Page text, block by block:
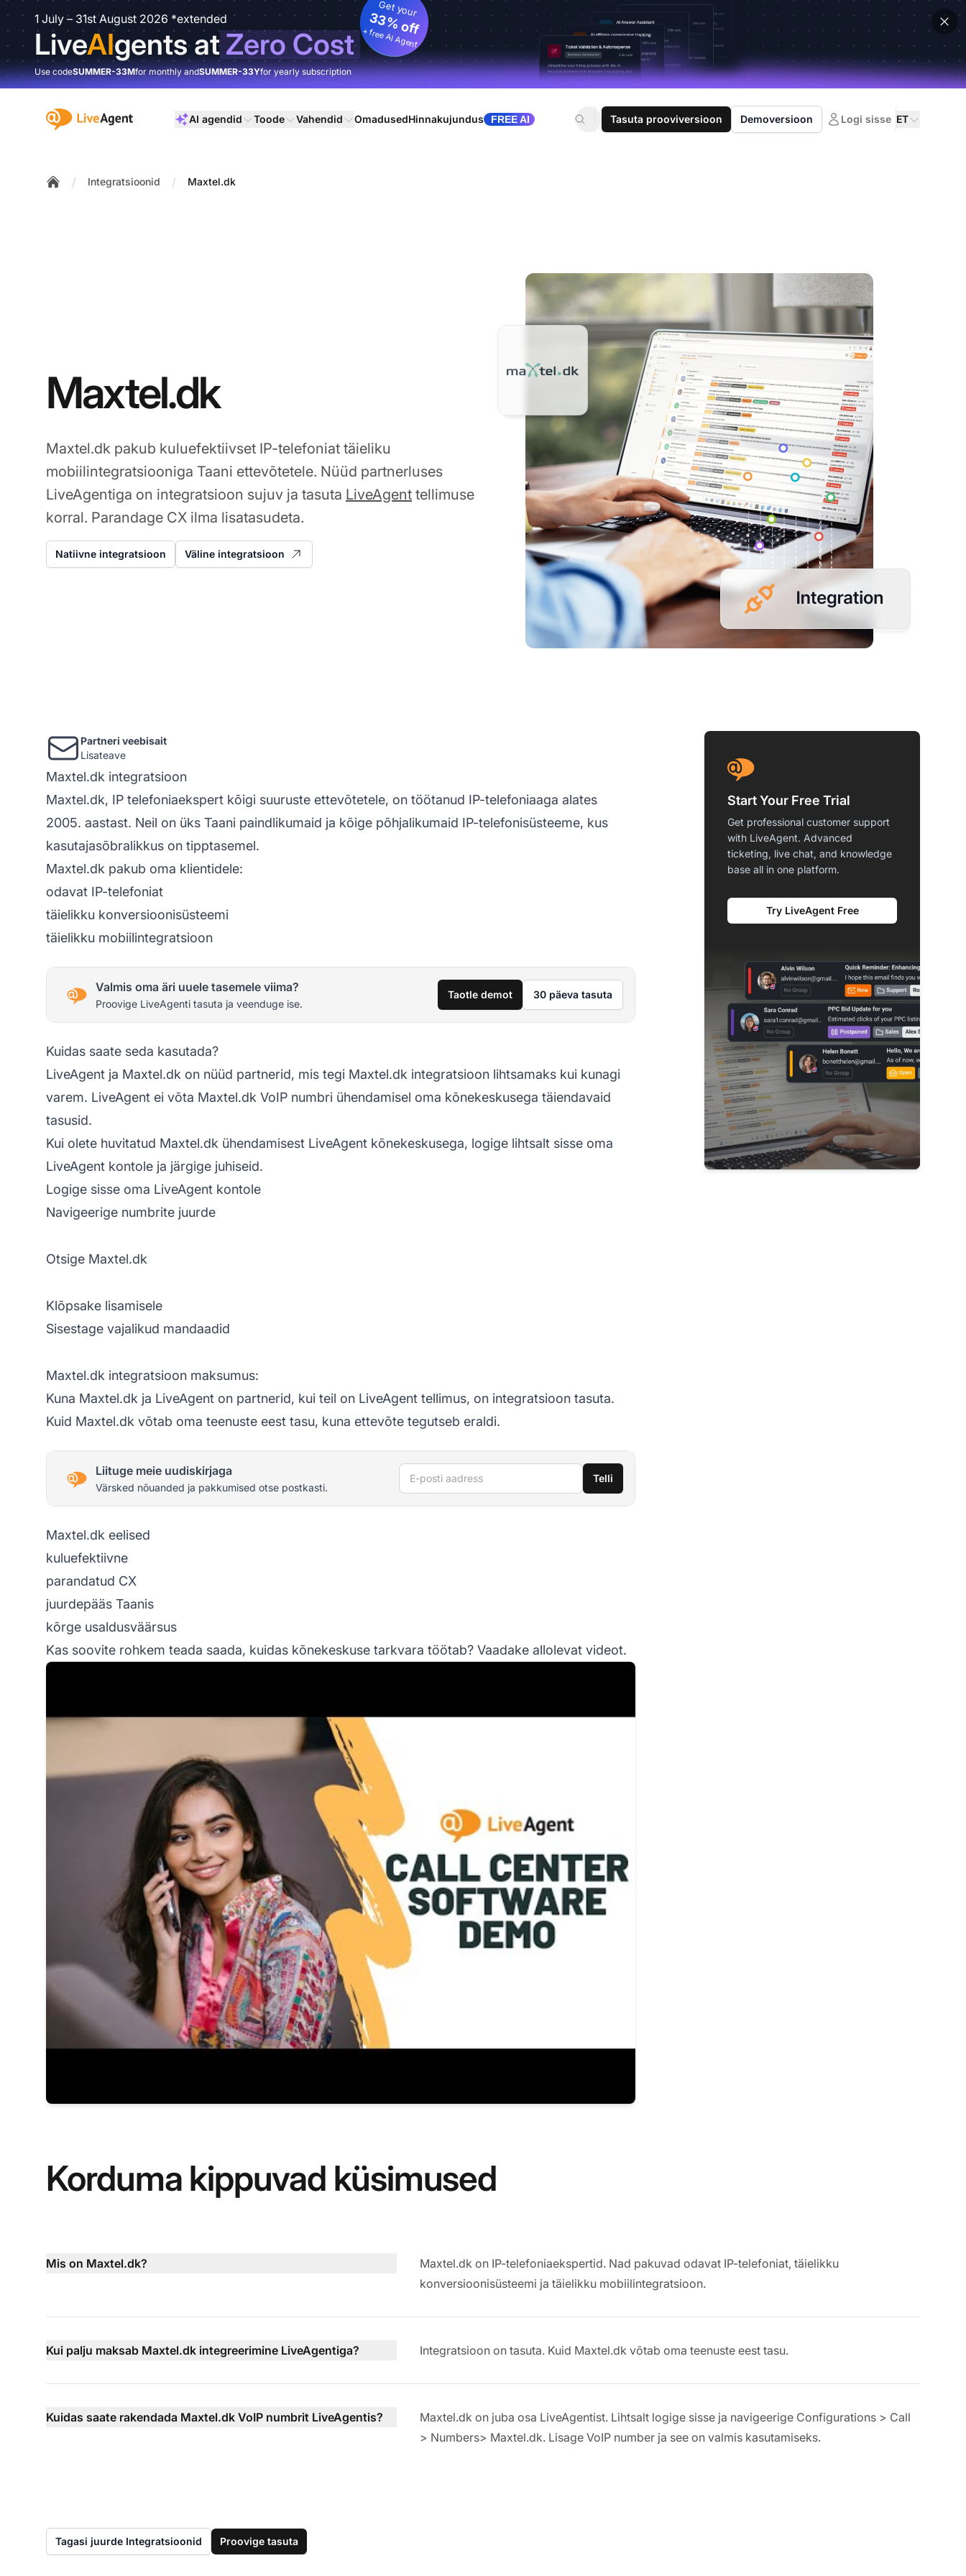
1 July – 31st August 2026 *extended
LiveAIgents atZero Cost
Get your
33% off
+ free AI Agent
Use codeSUMMER-33Mfor monthly andSUMMER-33Yfor yearly subscription
:site.title AI agendid Toode Vahendid OmadusedHinnakujundus FREE AI Tasuta prooviversioon Demoversioon Logi sisse ET
/ Integratsioonid / Maxtel.dk
Maxtel.dk
Maxtel.dk pakub kuluefektiivset IP-telefoniat täieliku
mobiilintegratsiooniga Taani ettevõtetele. Nüüd partnerluses
LiveAgentiga on integratsioon sujuv ja tasuta LiveAgent tellimuse
korral. Parandage CX ilma lisatasudeta.
Natiivne integratsioon Väline integratsioon
Partneri veebisait
Lisateave
Maxtel.dk integratsioon
Maxtel.dk, IP telefoniaekspert kõigi suuruste ettevõtetele, on töötanud IP-telefoniaaga alates
2005. aastast. Neil on üks Taani paindlikumaid ja kõige põhjalikumaid IP-telefonisüsteeme, kus
kasutajasõbralikkus on tipptasemel.
Maxtel.dk pakub oma klientidele:
odavat IP-telefoniat
täielikku konversioonisüsteemi
täielikku mobiilintegratsioon
Valmis oma äri uuele tasemele viima?
Proovige LiveAgenti tasuta ja veenduge ise.
Taotle demot 30 päeva tasuta
Kuidas saate seda kasutada?
LiveAgent ja Maxtel.dk on nüüd partnerid, mis tegi Maxtel.dk integratsioon lihtsamaks kui kunagi
varem. LiveAgent ei võta Maxtel.dk VoIP numbri ühendamisel oma kõnekeskusega täiendavaid
tasusid.
Kui olete huvitatud Maxtel.dk ühendamisest LiveAgent kõnekeskusega, logige lihtsalt sisse oma
LiveAgent kontole ja järgige juhiseid.
Logige sisse oma LiveAgent kontole
Navigeerige numbrite juurde
Otsige Maxtel.dk
Klõpsake lisamisele
Sisestage vajalikud mandaadid
Maxtel.dk integratsioon maksumus:
Kuna Maxtel.dk ja LiveAgent on partnerid, kui teil on LiveAgent tellimus, on integratsioon tasuta.
Kuid Maxtel.dk võtab oma teenuste eest tasu, kuna ettevõte tegutseb eraldi.
Liituge meie uudiskirjaga
Värsked nõuanded ja pakkumised otse postkasti.
E-posti aadress Telli
Maxtel.dk eelised
kuluefektiivne
parandatud CX
juurdepääs Taanis
kõrge usaldusväärsus
Kas soovite rohkem teada saada, kuidas kõnekeskuse tarkvara töötab? Vaadake allolevat videot.
Start Your Free Trial
Get professional customer support
with LiveAgent. Advanced
ticketing, live chat, and knowledge
base all in one platform.
Try LiveAgent Free
Korduma kippuvad küsimused
Mis on Maxtel.dk?
Maxtel.dk on IP-telefoniaekspertid. Nad pakuvad odavat IP-telefoniat, täielikku
konversioonisüsteemi ja täielikku mobiilintegratsioon.
Kui palju maksab Maxtel.dk integreerimine LiveAgentiga? Integratsioon on tasuta. Kuid Maxtel.dk võtab oma teenuste eest tasu.
Kuidas saate rakendada Maxtel.dk VoIP numbrit LiveAgentis?
Maxtel.dk on juba osa LiveAgentist. Lihtsalt logige sisse ja navigeerige Configurations > Call
> Numbers> Maxtel.dk. Lisage VoIP number ja see on valmis kasutamiseks.
Tagasi juurde Integratsioonid Proovige tasuta